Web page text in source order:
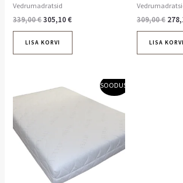
Vedrumadratsid
339,00€305,10€
LISA KORVI
309,00€
LISA KORVI
SOODUS!
hind
Praegune
hind